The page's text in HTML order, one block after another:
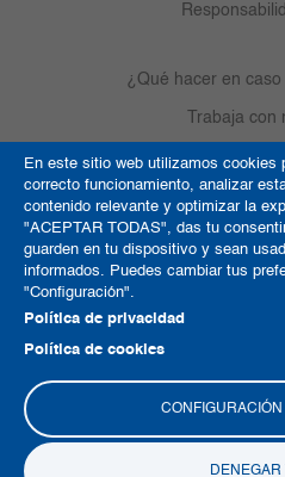
En este sitio web utilizamos cookies
correcto funcionamiento, analizar
contenido relevante y optimizar la
"ACEPTAR TODAS", das tu
guarden en tu dispositivo y sean
informados. Puedes cambiar tus
"Configuración".
Política de privacidad
Política de cookies
DENEGAR
¿Qué hacer en
Trabaja con
Derechos
Política de
Términos y